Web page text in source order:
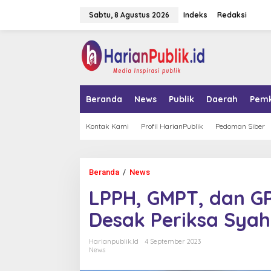
Sabtu, 8 Agustus 2026 Indeks Redaksi
Beranda News Publik Daerah
Kontak Kami Profil HarianPublik Pedoman Siber
Beranda / News
P
H
G
M
LPPH, GMPT, dan
Desak Periksa
Harianpublik.id
4 September 2023
News